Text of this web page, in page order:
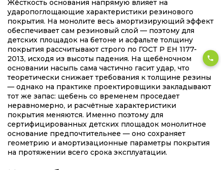
Жёсткость основания напрямую влияет на
ударопоглощающие характеристики резинового
покрытия. На монолите весь амортизирующий эффект
обеспечивает сам резиновый слой — поэтому для
детских площадок на бетоне и асфальте толщину
покрытия рассчитывают строго по ГОСТ Р ЕН 1177-
2013, исходя из высоты падения. На щебёночном
основании насыпь сама частично гасит удар, что
теоретически снижает требования к толщине резины
— однако на практике проектировщики закладывают
тот же запас: щебень со временем проседает
неравномерно, и расчётные характеристики
покрытия меняются. Именно поэтому для
сертифицированных детских площадок монолитное
основание предпочтительнее — оно сохраняет
геометрию и амортизационные параметры покрытия
на протяжении всего срока эксплуатации.